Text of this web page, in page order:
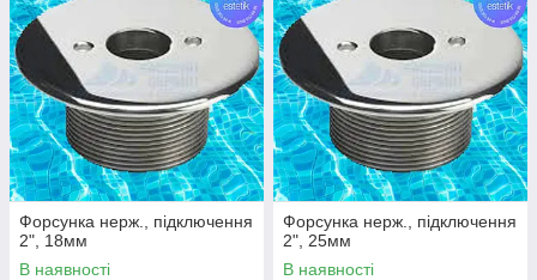
Форсунка нерж., підключення
2", 18мм
В наявності
Форсунка нерж., підключення
2", 25мм
В наявності